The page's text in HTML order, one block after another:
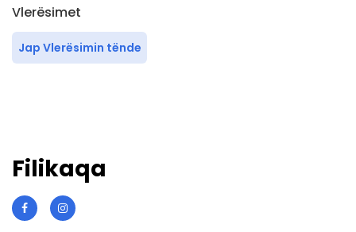
Vlerësimet
Jap Vlerësimin tënde
Filikaqa